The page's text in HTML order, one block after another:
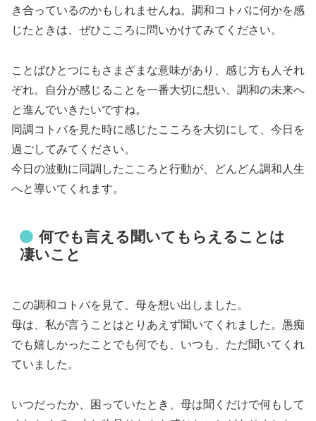
き合っているのかもしれませんね。調和コトバに何かを感
じたときは、ぜひこころに問いかけてみてください。
ことばひとつにもさまざまな意味があり、感じ方も人それ
ぞれ。自分が感じることを一番大切に想い、調和の未来へ
と進んでいきたいですね。
同調コトバを見た時に感じたこころを大切にして、今日を
過ごしてみてください。
今日の波動に同調したこころと行動が、どんどん調和人生
へと導いてくれます。
何でも言える聞いてもらえることは
凄いこと
この調和コトバを見て、母を想い出しました。
母は、私が言うことはとりあえず聞いてくれました。愚痴
でも嬉しかったことでも何でも、いつも、ただ聞いてくれ
ていました。
いつだったか、困っていたとき、母は聞くだけで何もして